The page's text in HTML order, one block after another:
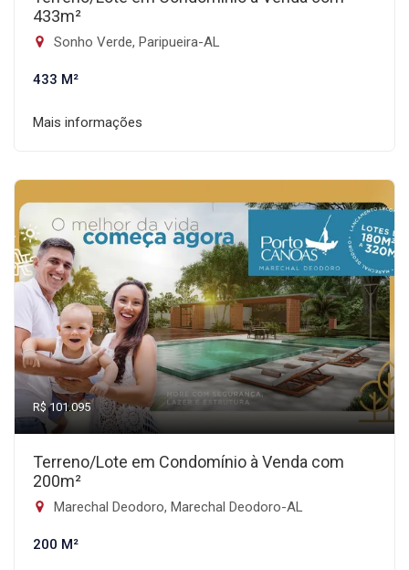
433m²
Sonho Verde, Paripueira-AL
433 M²
Mais informações
R$ 101.095
Terreno/Lote em Condomínio à Venda com
200m²
Marechal Deodoro, Marechal Deodoro-AL
200 M²